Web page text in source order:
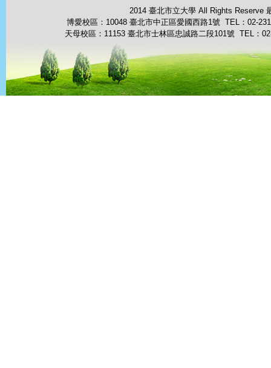
2014 臺北市立大學 All Rights Reserve
博愛校區：10048 臺北市中正區愛國西路1號 TEL：02-
天母校區：11153 臺北市士林區忠誠路二段101號 TEL